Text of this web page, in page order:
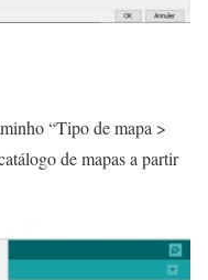
“Tipo de mapa >
de mapas a partir